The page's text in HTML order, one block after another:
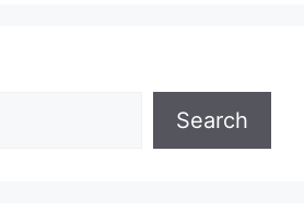
Search